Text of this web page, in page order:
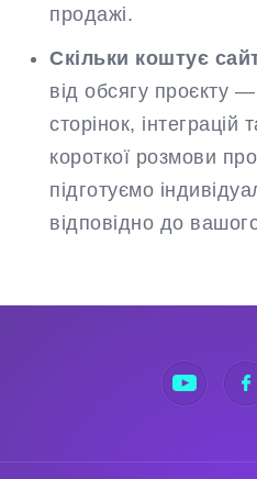
продажі.
Скільки коштує
від обсягу проєкту —
сторінок, інтеграцій
короткої розмови
підготуємо
відповідно до